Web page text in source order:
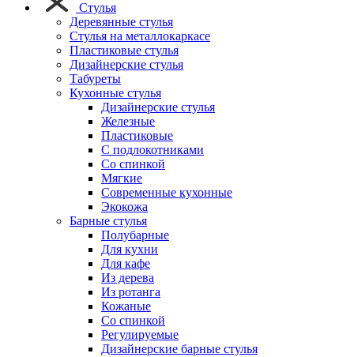
Стулья
Деревянные стулья
Стулья на металлокаркасе
Пластиковые стулья
Дизайнерские стулья
Табуреты
Кухонные стулья
Дизайнерские стулья
Железные
Пластиковые
С подлокотниками
Со спинкой
Мягкие
Современные кухонные
Экокожа
Барные стулья
Полубарные
Для кухни
Для кафе
Из дерева
Из ротанга
Кожаные
Со спинкой
Регулируемые
Дизайнерские барные стулья